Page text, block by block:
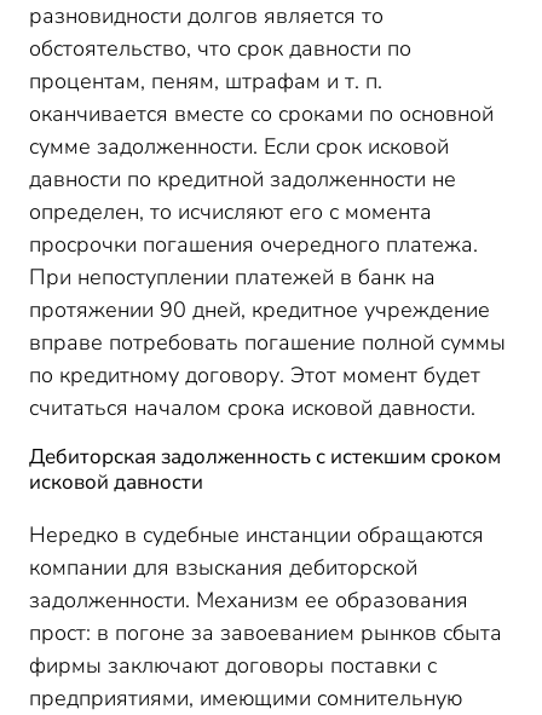
разновидности долгов является то
обстоятельство, что срок давности по
процентам, пеням, штрафам и т. п.
оканчивается вместе со сроками по основной
сумме задолженности. Если срок исковой
давности по кредитной задолженности не
определен, то исчисляют его с момента
просрочки погашения очередного платежа.
При непоступлении платежей в банк на
протяжении 90 дней, кредитное учреждение
вправе потребовать погашение полной суммы
по кредитному договору. Этот момент будет
считаться началом срока исковой давности.
Дебиторская задолженность с истекшим сроком
исковой давности
Нередко в судебные инстанции обращаются
компании для взыскания дебиторской
задолженности. Механизм ее образования
прост: в погоне за завоеванием рынков сбыта
фирмы заключают договоры поставки с
предприятиями, имеющими сомнительную